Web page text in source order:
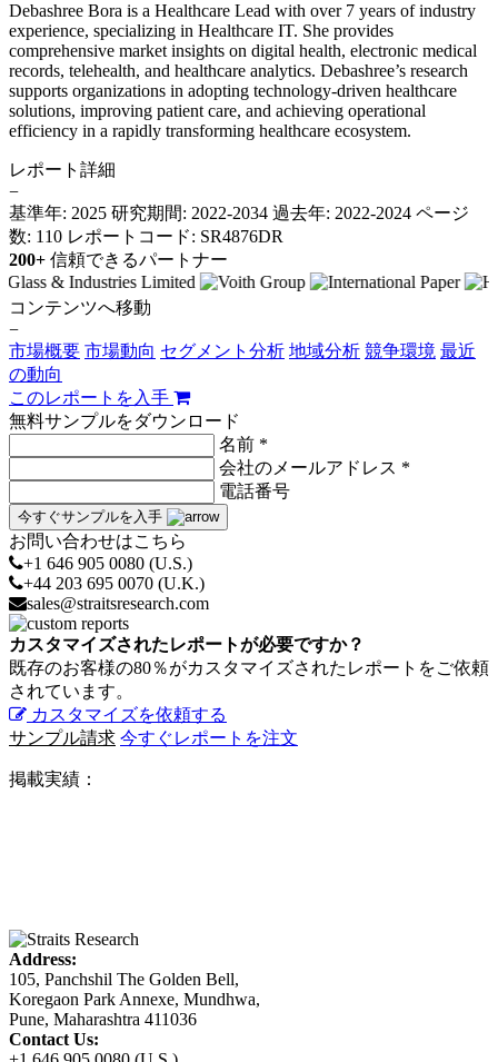
Debashree Bora is a Healthcare Lead with over 7 years of industry
experience, specializing in Healthcare IT. She provides
comprehensive market insights on digital health, electronic medical
records, telehealth, and healthcare analytics. Debashree’s research
supports organizations in adopting technology-driven healthcare
solutions, improving patient care, and achieving operational
efficiency in a rapidly transforming healthcare ecosystem.
レポート詳細
−
基準年: 2025 研究期間: 2022-2034 過去年: 2022-2024 ページ
数: 110 レポートコード: SR4876DR
200+ 信頼できるパートナー
コンテンツへ移動
−
市場概要 市場動向 セグメント分析 地域分析 競争環境 最近
の動向
このレポートを入手
無料サンプルをダウンロード
名前 *
会社のメールアドレス *
電話番号
今すぐサンプルを入手
お問い合わせはこちら
+1 646 905 0080 (U.S.)
+44 203 695 0070 (U.K.)
sales@straitsresearch.com
カスタマイズされたレポートが必要ですか？
既存のお客様の80％がカスタマイズされたレポートをご依頼
されています。
カスタマイズを依頼する
サンプル請求 今すぐレポートを注文
掲載実績：
Address:
105, Panchshil The Golden Bell,
Koregaon Park Annexe, Mundhwa,
Pune, Maharashtra 411036
Contact Us: